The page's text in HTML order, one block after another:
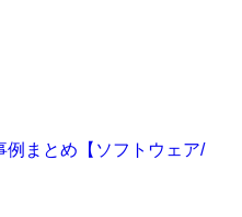
例まとめ【ソフトウェア/